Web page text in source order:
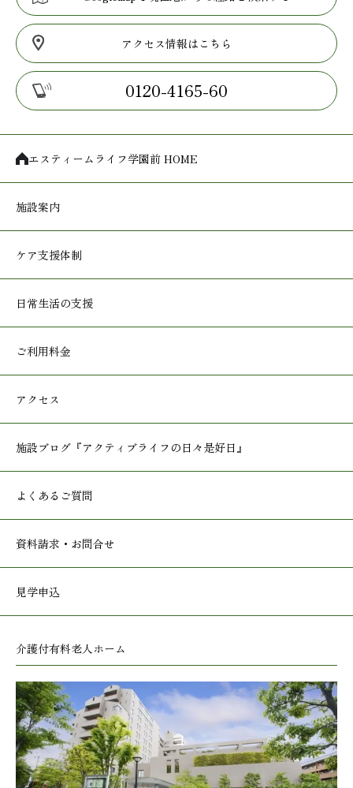
アクセス情報はこちら
0120-4165-60
エスティームライフ学園前 HOME
施設案内
ケア支援体制
日常生活の支援
ご利用料金
アクセス
施設ブログ 『アクティブライフの日々是好日』
よくあるご質問
資料請求・お問合せ
見学申込
介護付有料老人ホーム